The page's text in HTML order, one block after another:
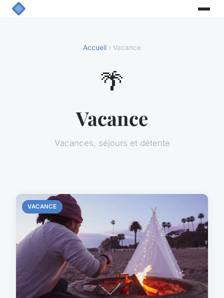
Accueil › Vacance
🌴
Vacance
Vacances, séjours et détente
VACANCE